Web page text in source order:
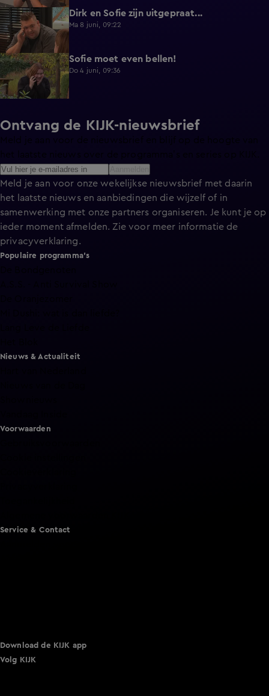
0:26 Dirk en Sofie zijn uitgepraat...
Ma 8 juni, 09:22
1:13 Sofie moet even bellen!
Do 4 juni, 09:36
Ontvang de KIJK-nieuwsbrief
Meld je aan voor onze wekelijkse nieuwsbrief met daarin
het laatste nieuws en aanbiedingen die wijzelf of in
samenwerking met onze partners organiseren. Je kunt je op
ieder moment afmelden. Zie voor meer informatie de
privacyverklaring.
Populaire programma's
Nieuws & Actualiteit
Voorwaarden
Service & Contact
Download de KIJK app
Volg KIJK